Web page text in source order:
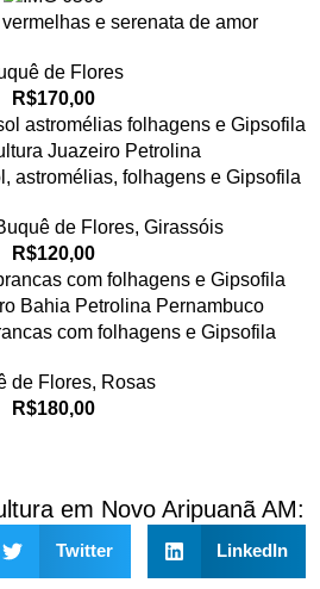
e serenata de amor
de Flores
R$170,00
astromélias, folhagens e Gipsofila
de Flores, Girassóis
R$120,00
com folhagens e Gipsofila
de Flores, Rosas
R$180,00
em Novo Aripuanã AM:
Twitter LinkedIn